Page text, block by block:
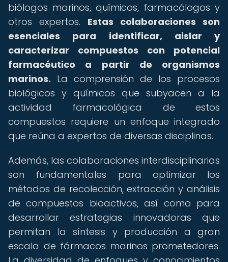
biólogos marinos, químicos, farmacólogos y
otros expertos. Estas colaboraciones son
esenciales para identificar, aislar y
caracterizar compuestos con potencial
farmacéutico a partir de organismos
marinos. La comprensión de los procesos
biológicos y químicos que subyacen a la
actividad farmacológica de estos
compuestos requiere un enfoque integrado
que reúna a expertos de diversas disciplinas.
Además, las colaboraciones interdisciplinarias
son fundamentales para optimizar los
métodos de recolección, extracción y análisis
de compuestos bioactivos, así como para
desarrollar estrategias innovadoras que
permitan la síntesis y producción a gran
escala de fármacos marinos prometedores.